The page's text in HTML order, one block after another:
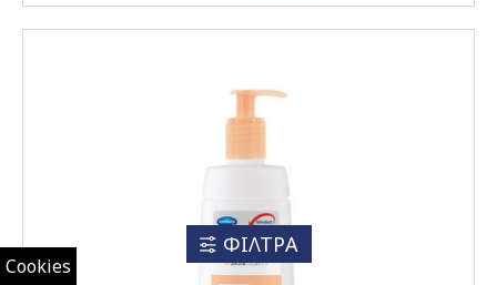
Cookies
ΦΙΛΤΡΑ